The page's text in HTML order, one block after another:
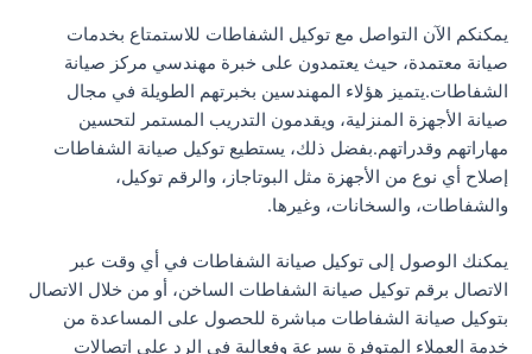
يمكنكم الآن التواصل مع توكيل الشفاطات للاستمتاع بخدمات
صيانة معتمدة، حيث يعتمدون على خبرة مهندسي مركز صيانة
الشفاطات.يتميز هؤلاء المهندسين بخبرتهم الطويلة في مجال
صيانة الأجهزة المنزلية، ويقدمون التدريب المستمر لتحسين
مهاراتهم وقدراتهم.بفضل ذلك، يستطيع توكيل صيانة الشفاطات
إصلاح أي نوع من الأجهزة مثل البوتاجاز، والرقم توكيل،
والشفاطات، والسخانات، وغيرها.
يمكنك الوصول إلى توكيل صيانة الشفاطات في أي وقت عبر
الاتصال برقم توكيل صيانة الشفاطات الساخن، أو من خلال الاتصال
بتوكيل صيانة الشفاطات مباشرة للحصول على المساعدة من
خدمة العملاء المتوفرة بسرعة وفعالية في الرد على اتصالات